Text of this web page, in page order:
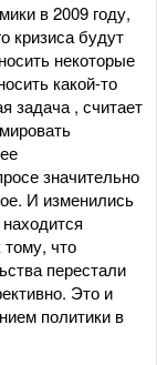
в 2009 году,
кризиса будут
некоторые
какой-то
задача , считает
значительно
И изменились
тому, что
перестали
Это и
политики в